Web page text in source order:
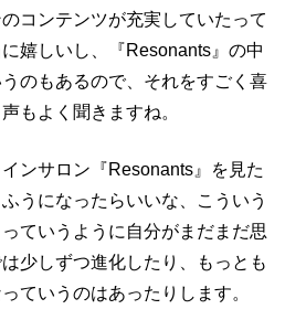
コンテンツが充実していたって
嬉しいし、『Resonants』の中
のもあるので、それをすごく喜
もよく聞きますね。
ンサロン『Resonants』を見た
うになったらいいな、こういう
ていうように自分がまだまだ思
少しずつ進化したり、もっとも
ていうのはあったりします。